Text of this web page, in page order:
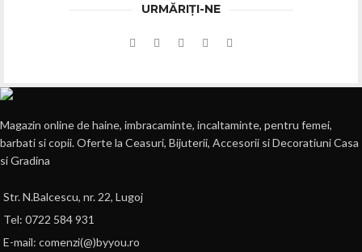
URMĂRIȚI-NE
Magazin online de haine, imbracaminte, incaltaminte, pentru femei,
barbati si copii. Oferte la Ceasuri, Bijuterii, Accesorii si Decoratiuni Casa
si Gradina
Str. N.Balcescu, nr. 22, Lugoj
Tel: 0722 584 931
E-mail: comenzi(@)byyou.ro